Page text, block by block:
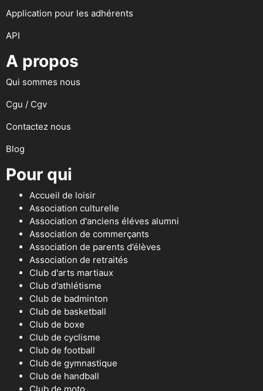
Application pour les adhérents
API
A propos
Qui sommes nous
Cgu / Cgv
Contactez nous
Blog
Pour qui
Accueil de loisir
Association culturelle
Association d'anciens éléves alumni
Association de commerçants
Association de parents d’élèves
Association de retraités
Club d'arts martiaux
Club d'athlétisme
Club de badminton
Club de basketball
Club de boxe
Club de cyclisme
Club de football
Club de gymnastique
Club de handball